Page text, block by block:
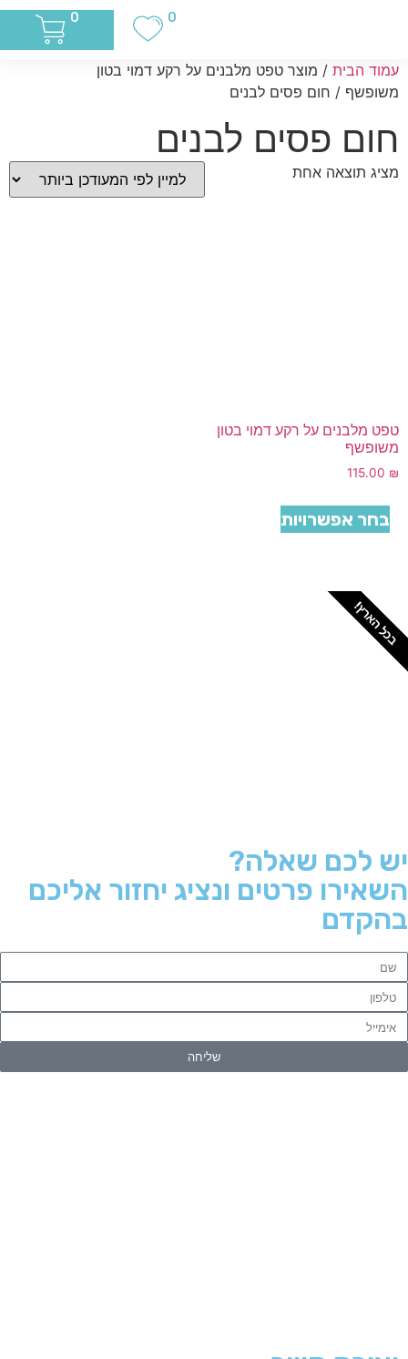
0
0
עמוד הבית / מוצר טפט מלבנים על רקע דמוי בטון
משופשף / חום פסים לבנים
חום פסים לבנים
מציג תוצאה אחת
טפט מלבנים על רקע דמוי בטון
משופשף
115.00 ₪
בחר אפשרויות
בכל הארץ!
יש לכם שאלה?
השאירו פרטים ונציג יחזור אליכם
בהקדם
שליחה